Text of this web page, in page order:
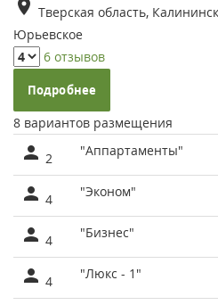
Тверская область,
Юрьевское
6 отзывов
Подробнее
8 вариантов размещения
2 "Аппартаменты"
4 "Эконом"
4 "Бизнес"
4 "Люкс - 1"